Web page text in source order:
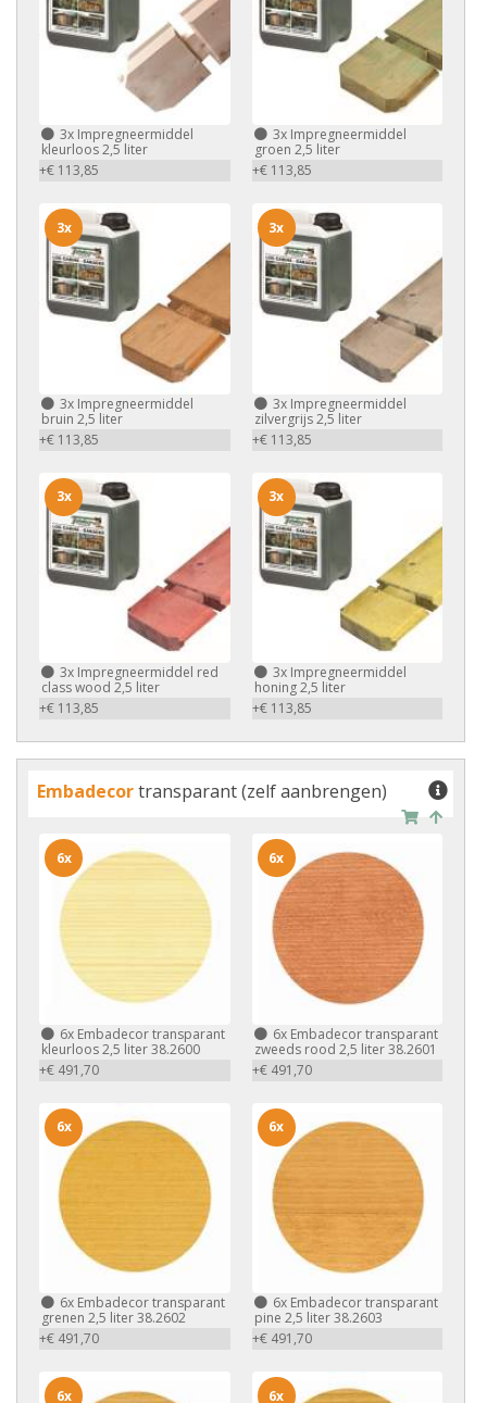
3x Impregneermiddel
kleurloos 2,5 liter
+€ 113,85
3xImpregneermiddel
groen 2,5 liter
+€ 113,85
3x Impregneermiddel
bruin 2,5 liter
+€ 113,85
3x
3xImpregneermiddel
zilvergrijs 2,5 liter
+€ 113,85
3x
3x Impregneermiddel red
class wood 2,5 liter
+€ 113,85
3x
3xImpregneermiddel
honing 2,5 liter
+€ 113,85
3x
Embadecortransparant (zelf aanbrengen)
6x Embadecor transparant
kleurloos 2,5 liter 38.2600
+€ 491,70
6x
6xEmbadecor transparant
zweeds rood 2,5 liter 38.2601
+€ 491,70
6x
6x Embadecor transparant
grenen 2,5 liter 38.2602
+€ 491,70
6x
6xEmbadecor transparant
pine 2,5 liter 38.2603
+€ 491,70
6x
6x 6x